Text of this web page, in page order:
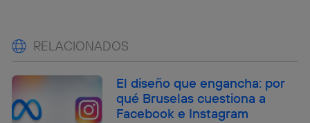
RELACIONADOS
El diseño que engancha: por
qué Bruselas cuestiona a
Facebook e Instagram